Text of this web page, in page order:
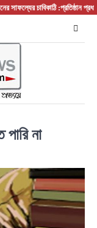
চাবিকাঠি :প্রতিষ্ঠান প্রধান/
না